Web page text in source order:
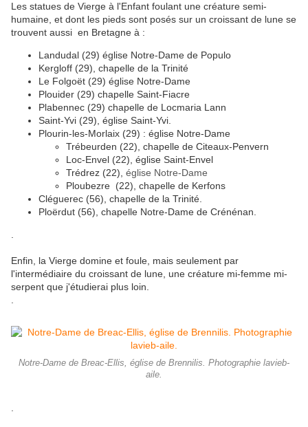
Les statues de Vierge à l'Enfant foulant une créature semi-
humaine, et dont les pieds sont posés sur un croissant de lune se
trouvent aussi en Bretagne à :
Landudal (29) église Notre-Dame de Populo
Kergloff (29), chapelle de la Trinité
Le Folgoët (29) église Notre-Dame
Plouider (29) chapelle Saint-Fiacre
Plabennec (29) chapelle de Locmaria Lann
Saint-Yvi (29), église Saint-Yvi.
Plourin-les-Morlaix (29) : église Notre-Dame
Trébeurden (22), chapelle de Citeaux-Penvern
Loc-Envel (22), église Saint-Envel
Trédrez (22), église Notre-Dame
Ploubezre (22), chapelle de Kerfons
Cléguerec (56), chapelle de la Trinité.
Ploërdut (56), chapelle Notre-Dame de Crénénan.
Enfin, la Vierge domine et foule, mais seulement par
l'intermédiaire du croissant de lune, une créature mi-femme mi-
serpent que j'étudierai plus loin.
Notre-Dame de Breac-Ellis, église de Brennilis. Photographie lavieb-
aile.